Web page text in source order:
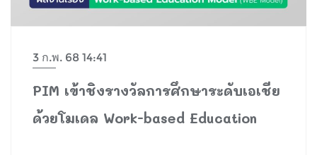
3 ก.พ. 68 14:41
PIM เข้าชิงรางวัลการศึกษาระดับเอเชีย
ด้วยโมเดล Work-based Education